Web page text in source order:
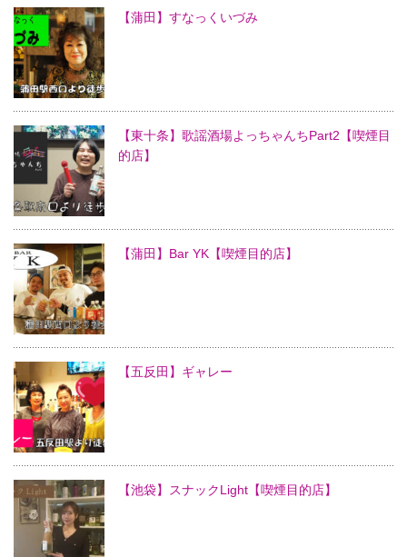
【蒲田】すなっくいづみ
【東十条】歌謡酒場よっちゃんちPart2【喫煙目
的店】
【蒲田】Bar YK【喫煙目的店】
【五反田】ギャレー
【池袋】スナックLight【喫煙目的店】